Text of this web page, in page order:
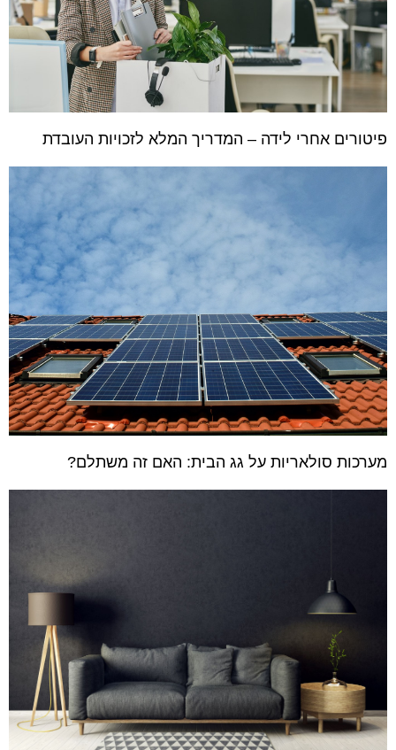
פיטורים אחרי לידה – המדריך המלא לזכויות העובדת
מערכות סולאריות על גג הבית: האם זה משתלם?